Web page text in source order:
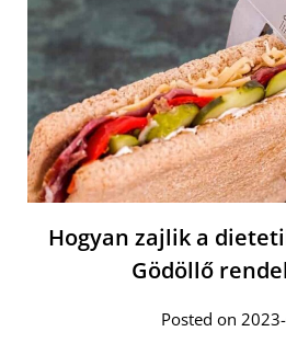
Hogyan zajlik a
Gödöllő
Posted on